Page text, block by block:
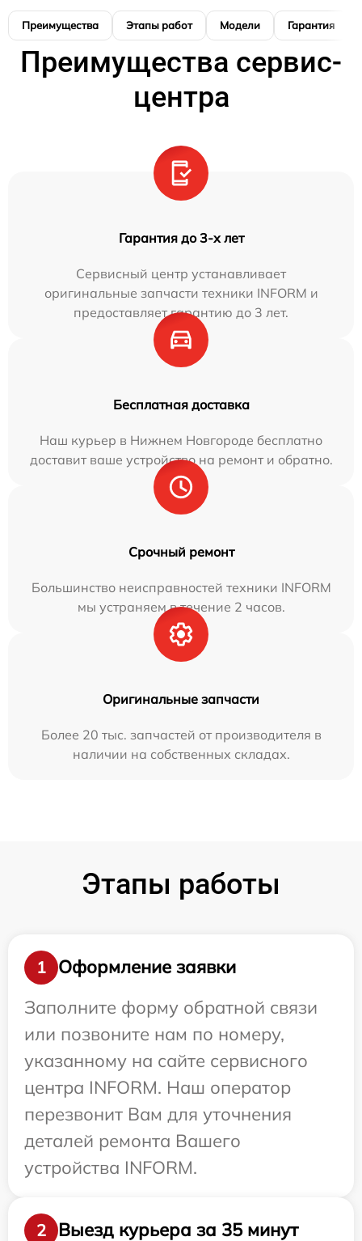
Преимущества Этапы работ Модели Гарантия
Преимущества сервис-
центра
Гарантия до 3-х лет
Сервисный центр устанавливает
оригинальные запчасти техники INFORM и
предоставляет гарантию до 3 лет.
Бесплатная доставка
Наш курьер в Нижнем Новгороде бесплатно
доставит ваше устройство на ремонт и обратно.
Срочный ремонт
Большинство неисправностей техники INFORM
мы устраняем в течение 2 часов.
Оригинальные запчасти
Более 20 тыс. запчастей от производителя в
наличии на собственных складах.
Этапы работы
1
Оформление заявки
Заполните форму обратной связи
или позвоните нам по номеру,
указанному на сайте сервисного
центра INFORM. Наш оператор
перезвонит Вам для уточнения
деталей ремонта Вашего
устройства INFORM.
2 Выезд курьера за 35 минут